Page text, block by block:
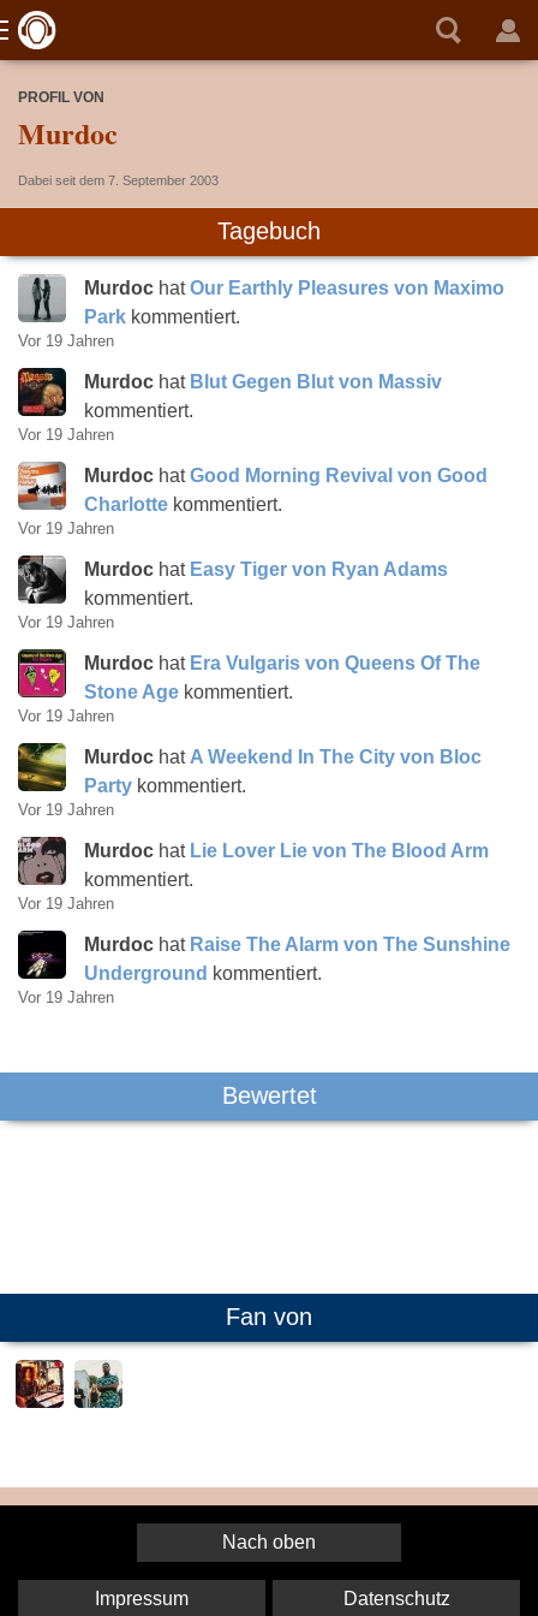
PROFIL VON
Murdoc
Dabei seit dem 7. September 2003
Tagebuch
Murdoc hatOur Earthly Pleasures von Maximo
Park kommentiert.
Vor 19 Jahren
Murdoc hat Blut Gegen Blut von Massiv
kommentiert.
Vor 19 Jahren
Murdoc hatGood Morning Revival von Good
Charlotte kommentiert.
Vor 19 Jahren
Murdoc hat Easy Tiger von Ryan Adams
kommentiert.
Vor 19 Jahren
Murdoc hat Era Vulgaris von Queens Of The
Stone Age kommentiert.
Vor 19 Jahren
Murdoc hat A Weekend In The City von Bloc
Party kommentiert.
Vor 19 Jahren
Murdoc hat Lie Lover Lie von The Blood Arm
kommentiert.
Vor 19 Jahren
Murdoc hat Raise The Alarm von The Sunshine
Underground kommentiert.
Vor 19 Jahren
Bewertet
Fan von
Nach oben
Impressum Datenschutz